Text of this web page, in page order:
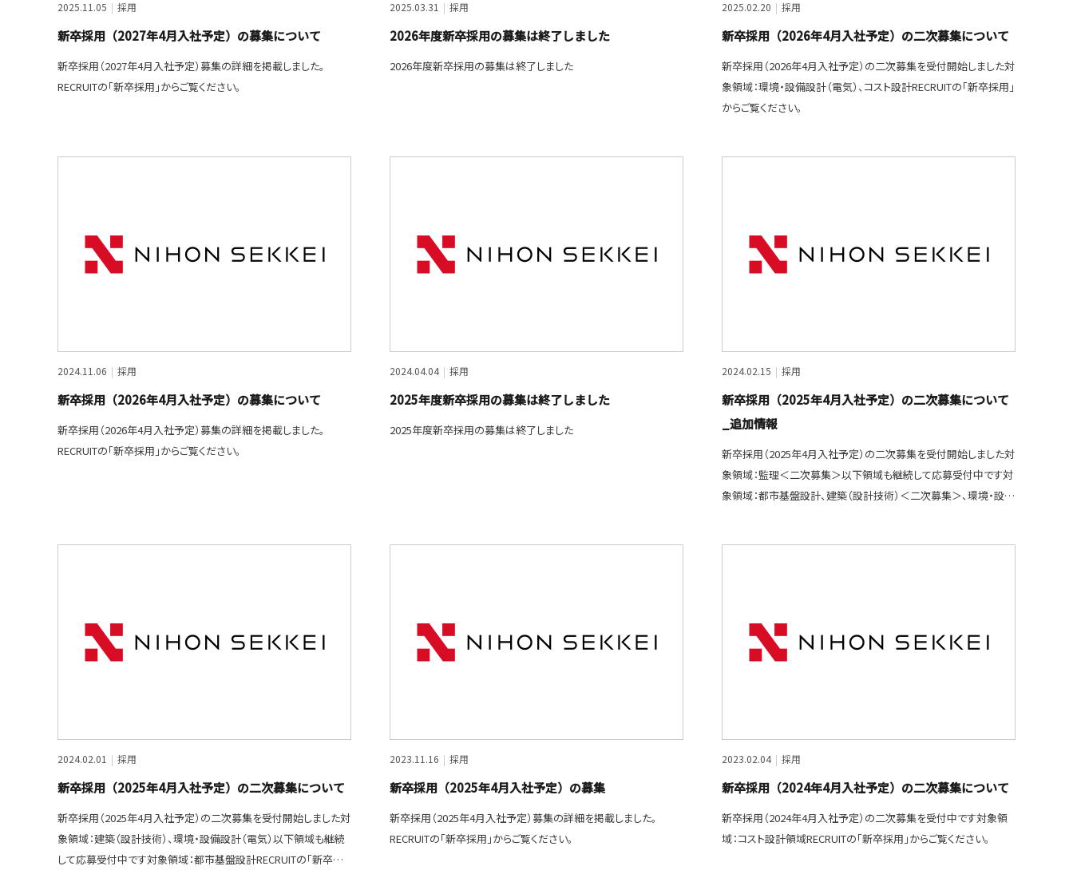
2025.11.05 採用
新卒採用（2027年4月入社予定）の募集について
新卒採用（2027年4月入社予定）募集の詳細を掲載しました。
RECRUITの「新卒採用」からご覧ください。
2025.03.31 採用
2026年度新卒採用の募集は終了しました
2026年度新卒採用の募集は終了しました
2025.02.20 採用
新卒採用（2026年4月入社予定）の二次募集について
新卒採用（2026年4月入社予定）の二次募集を受付開始しました対
象領域：環境・設備設計（電気）、コスト設計RECRUITの「新卒採用」
からご覧ください。
2024.11.06 採用
新卒採用（2026年4月入社予定）の募集について
新卒採用（2026年4月入社予定）募集の詳細を掲載しました。
RECRUITの「新卒採用」からご覧ください。
2024.04.04 採用
2025年度新卒採用の募集は終了しました
2025年度新卒採用の募集は終了しました
2024.02.15 採用
新卒採用（2025年4月入社予定）の二次募集について
_追加情報
新卒採用（2025年4月入社予定）の二次募集を受付開始しました対
象領域：監理＜二次募集＞以下領域も継続して応募受付中です対
象領域：都市基盤設計、建築（設計技術）＜二次募集＞、環境・設備
2024.02.01 採用
新卒採用（2025年4月入社予定）の二次募集について
新卒採用（2025年4月入社予定）の二次募集を受付開始しました対
象領域：建築（設計技術）、環境・設備設計（電気）以下領域も継続
して応募受付中です対象領域：都市基盤設計RECRUITの「新卒採
2023.11.16 採用
新卒採用（2025年4月入社予定）の募集
新卒採用（2025年4月入社予定）募集の詳細を掲載しました。
RECRUITの「新卒採用」からご覧ください。
2023.02.04 採用
新卒採用（2024年4月入社予定）の二次募集について
新卒採用（2024年4月入社予定）の二次募集を受付中です対象領
域：コスト設計領域RECRUITの「新卒採用」からご覧ください。